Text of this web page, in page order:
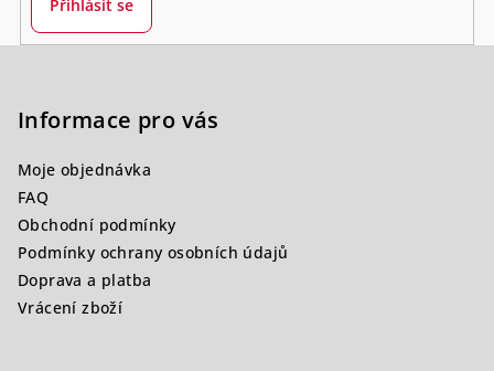
Přihlásit se
Informace pro vás
Moje objednávka
FAQ
Obchodní podmínky
Podmínky ochrany osobních údajů
Doprava a platba
Vrácení zboží